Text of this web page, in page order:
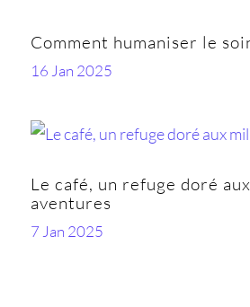
Comment humaniser le
16 Jan 2025
Le café, un refuge doré
aventures
7 Jan 2025